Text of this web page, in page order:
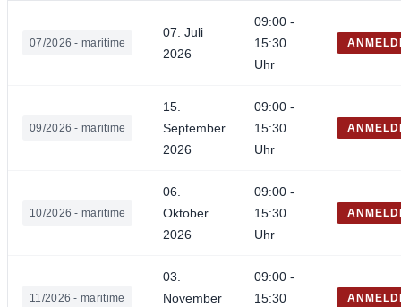
07/2026 - maritime
07. Juli
2026
09:00 -
15:30
Uhr
09/2026 - maritime
15.
September
2026
09:00 -
15:30
Uhr
10/2026 - maritime
06.
Oktober
2026
09:00 -
15:30
Uhr
11/2026 - maritime
03.
November
09:00 -
15:30